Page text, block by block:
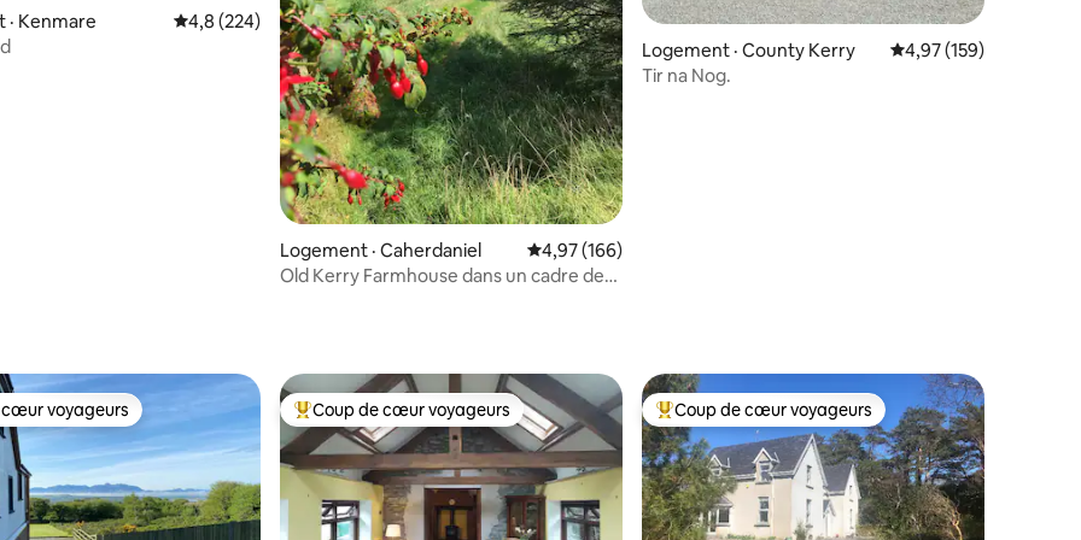
5, 542 commentaires
· Kenmare Note moyenne de 4,8 sur 5, 224 commentaires
4,8 (224)
Logement · Caherdaniel Note moyenne de 4,97 sur 5, 166 commentaires
4,97 (166)
Old Kerry Farmhouse dans un cadre de
Logement · County Kerry Note moyenne de
4,97 (159)
Tir na Nog.
cœur voyageurs
voyageurs Coup de cœur voyageurs parmi les plus aimés
Coup de cœur voyageurs Coup de cœur voyageurs parmi les plus aimés
Coup de cœur voyageurs